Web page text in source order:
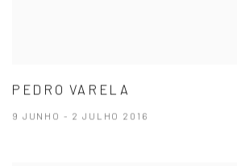
PEDRO VARELA
9 JUNHO - 2 JULHO 2016